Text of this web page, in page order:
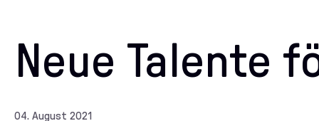
Neue Talente
04. August 2021